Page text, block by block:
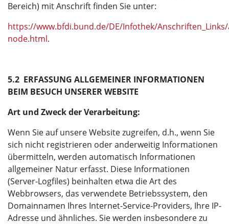
Bereich) mit Anschrift finden Sie unter:
https://www.bfdi.bund.de/DE/Infothek/
node.html.
5.2 ERFASSUNG ALLGEMEINER INFORMATIONEN
BEIM BESUCH UNSERER WEBSITE
Art und Zweck der Verarbeitung:
Wenn Sie auf unsere Website zugreifen, d.h., wenn Sie
sich nicht registrieren oder anderweitig Informationen
übermitteln, werden automatisch Informationen
allgemeiner Natur erfasst. Diese Informationen
(Server-Logfiles) beinhalten etwa die Art des
Webbrowsers, das verwendete Betriebssystem, den
Domainnamen Ihres Internet-Service-Providers, Ihre IP-
Adresse und ähnliches. Sie werden insbesondere zu